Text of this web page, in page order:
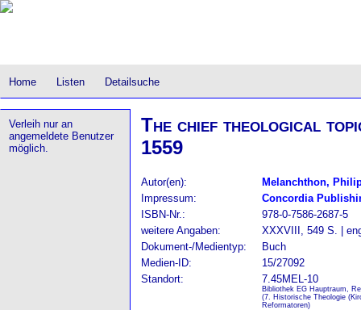
Home Listen Detailsuche
Verleih nur an
angemeldete Benutzer
möglich.
The chief theological
1559
Autor(en):
Melanchthon,
Impressum:
Concordia
ISBN-Nr.:
978-0-7586-2687-5
weitere Angaben:
XXXVIII, 549 S. |
Dokument-/Medientyp:
Buch
Medien-ID:
15/27092
Standort:
7.45MEL-10
Bibliothek EG Hauptraum,
(7. Historische Theologie
Reformatoren)